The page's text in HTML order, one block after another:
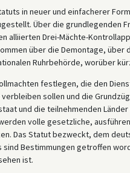
in neuer und einfacherer
Über die grundlegenden
alliierten Drei-Mächte-
über die Demontage, über
Ruhrbehörde, worüber
festlegen, die den
sollen und die
und die teilnehmenden
volle gesetzliche,
Das Statut bezweckt, dem
Bestimmungen getroffen
ist.